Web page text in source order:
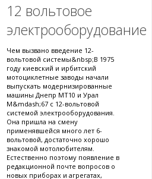
12 вольтовое
электрооборудование
Чем вызвано введение 12-
вольтовой системы&nbsp;В 1975
году киевский и ирбитский
мотоциклетные заводы начали
выпускать модернизированные
машины Днепр МТ10 и Урал
М&mdash;67 с 12-вольтовой
системой электрооборудования.
Она пришла на смену
применявшейся много лет 6-
вольтовой, достаточно хорошо
знакомой мотолюбителям.
Естественно поэтому появление в
редакционной почте вопросов о
новых приборах и агрегатах,